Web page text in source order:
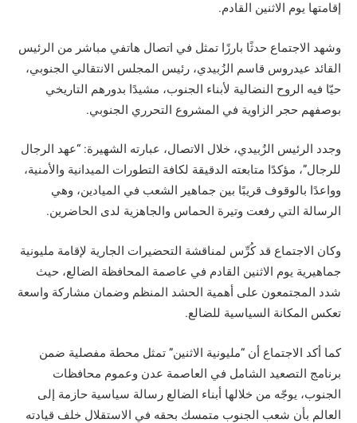
إقامتها يوم الاثنين القادم.
وشهد الاجتماع حدثًا بارزًا تمثل في اتصال هاتفي مباشر من الرئيس
القائد عيدروس قاسم الزُبيدي، رئيس المجلس الانتقالي الجنوبي،
حيّا فيه الروح النضالية لأبناء الجنوب، مشيدًا بدورهم التاريخي
بوصفهم حجر الزاوية في المشروع التحرري الجنوبي.
وجدد الرئيس الزُبيدي، خلال الاتصال، عبارته الشهيرة: “عهد الرجال
للرجال”، مؤكدًا متابعته الدقيقة لكافة التطورات الميدانية والأمنية،
وواعدًا بالوقوف قريبًا بين جماهير الشعب في الميادين، وهي
الرسالة التي رفعت وتيرة الحماس والجاهزية لدى الحاضرين.
وكان الاجتماع قد كُرِّس لمناقشة التحضيرات الجارية لإقامة مليونية
جماهيرية يوم الاثنين القادم في عاصمة المحافظة الضالع، حيث
شدد المجتمعون على أهمية الحشد المنظم وضمان مشاركة واسعة
تعكس المكانة السياسية للضالع.
كما أكد الاجتماع أن “مليونية الاثنين” تمثل محطة مفصلية ضمن
برنامج التصعيد الشامل في العاصمة عدن وعموم محافظات
الجنوب، يوجّه من خلالها أبناء الضالع رسالة سياسية حازمة إلى
العالم بأن شعب الجنوب متمسك بحقه في الاستقلال خلف قيادته